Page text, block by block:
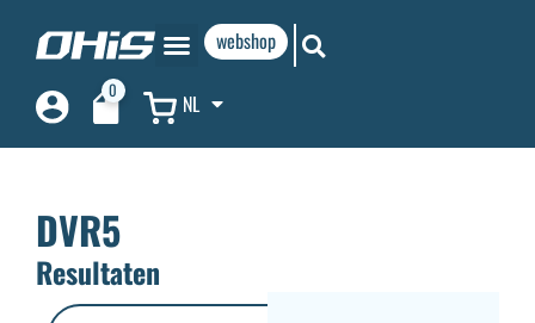
webshop
0 NL
DVR5
Resultaten